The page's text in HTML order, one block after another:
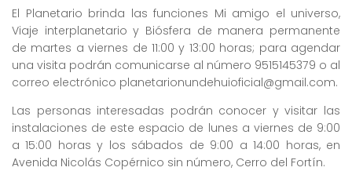
El Planetario brinda las funciones Mi amigo el universo,
Viaje interplanetario y Biósfera de manera permanente
de martes a viernes de 11:00 y 13:00 horas; para agendar
una visita podrán comunicarse al número 9515145379 o al
correo electrónico planetarionundehuioficial@gmail.com.
Las personas interesadas podrán conocer y visitar las
instalaciones de este espacio de lunes a viernes de 9:00
a 15:00 horas y los sábados de 9:00 a 14:00 horas, en
Avenida Nicolás Copérnico sin número, Cerro del Fortín.